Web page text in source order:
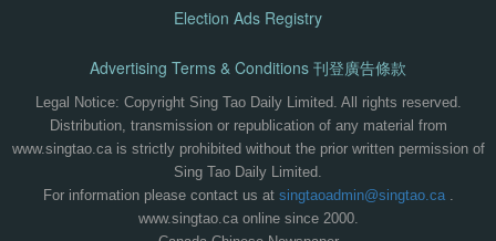
Election Ads Registry
Advertising Terms & Conditions 刊登廣告條款
Legal Notice: Copyright Sing Tao Daily Limited. All rights reserved.
Distribution, transmission or republication of any material from
www.singtao.ca is strictly prohibited without the prior written permission of
Sing Tao Daily Limited.
For information please contact us at singtaoadmin@singtao.ca.
www.singtao.ca online since 2000.